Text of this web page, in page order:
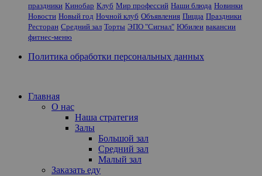
праздники Кинобар Клуб Мир профессий Наши блюда Новинки
Новости Новый год Ночной клуб Объявления Пицца Праздники
Ресторан Средний зал Торты ЭПО "Сигнал" Юбилеи вакансии
фитнес-меню
Политика обработки персональных данных
Главная
О нас
Наша стратегия
Залы
Большой зал
Средний зал
Малый зал
Заказать еду